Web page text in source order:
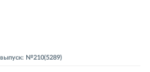
выпуск: №210(5289)